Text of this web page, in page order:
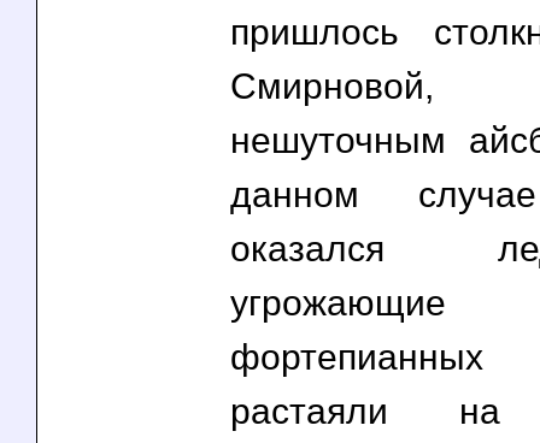
пришлось
Смирновой,
нешуточным
данном
оказался
фортепианных
растаяли